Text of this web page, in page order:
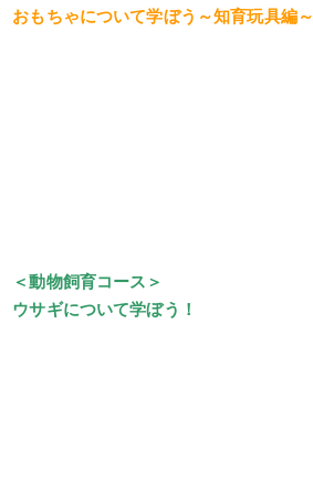
おもちゃについて学ぼう～知育玩具編～
＜動物飼育コース＞
ウサギについて学ぼう ！